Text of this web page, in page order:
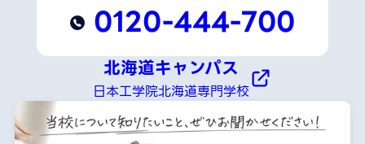
0120-444-700
北海道キャンパス
日本工学院北海道専門学校